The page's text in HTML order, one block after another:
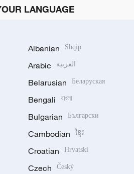
LANGUAGE
Albanian Shqip
Arabic العربية
Belarusian Беларуская
Bengali বাংলা
Bulgarian Български
Cambodian ខ្មែរ
Croatian Hrvatski
Czech Český